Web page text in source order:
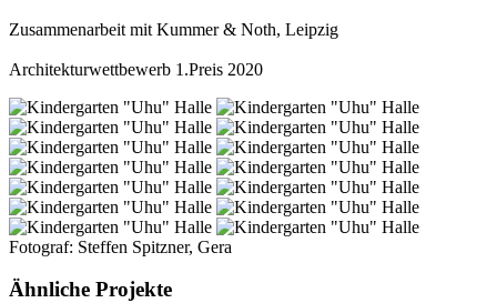
Zusammenarbeit mit Kummer & Noth, Leipzig
Architekturwettbewerb 1.Preis 2020
Fotograf: Steffen Spitzner, Gera
Ähnliche Projekte